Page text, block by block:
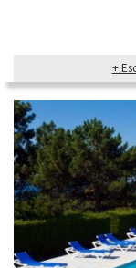
+